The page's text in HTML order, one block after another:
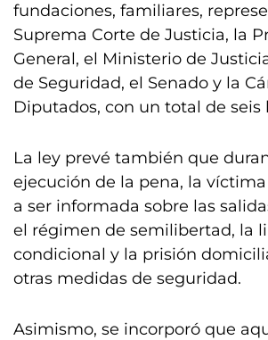
fundaciones, familiares,
Suprema Corte de Justicia, la
General, el Ministerio de
de Seguridad, el Senado y la
Diputados, con un total de seis
La ley prevé también que
ejecución de la pena, la
a ser informada sobre las
el régimen de semilibertad, la
condicional y la prisión
otras medidas de seguridad.
Asimismo, se incorporó que